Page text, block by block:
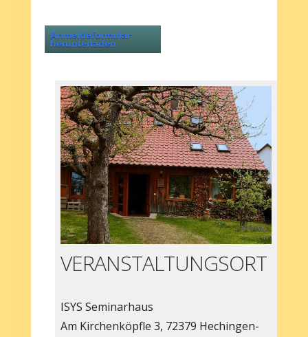
Anmeldeformular
herunterladen
VERANSTALTUNGSORT
ISYS Seminarhaus
Am Kirchenköpfle 3, 72379 Hechingen-